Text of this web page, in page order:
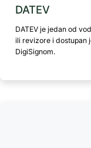
DATEV
DATEV je jedan od
ili revizore i dostupan
DigiSignom.